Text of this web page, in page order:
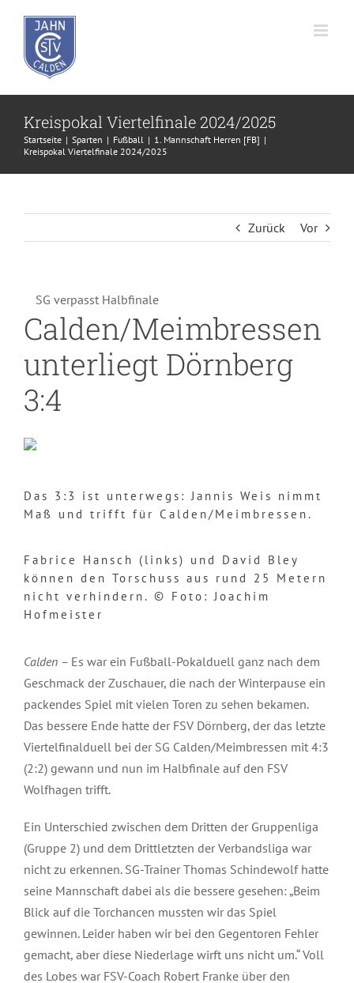
springen
Kreispokal Viertelfinale 2024/2025
Startseite Sparten Fußball
1. Mannschaft Herren [FB]
Kreispokal Viertelfinale 2024/2025
Zurück Vor
SG verpasst Halbfinale
Calden/Meimbressen
unterliegt Dörnberg
3:4
Das 3:3 ist unterwegs: Jannis Weis nimmt
Maß und trifft für Calden/Meimbressen.
Fabrice Hansch (links) und David Bley
können den Torschuss aus rund 25 Metern
nicht verhindern. © Foto: Joachim
Hofmeister
Calden – Es war ein Fußball-Pokalduell ganz nach dem
Geschmack der Zuschauer, die nach der Winterpause ein
packendes Spiel mit vielen Toren zu sehen bekamen.
Das bessere Ende hatte der FSV Dörnberg, der das letzte
Viertelfinalduell bei der SG Calden/Meimbressen mit 4:3
(2:2) gewann und nun im Halbfinale auf den FSV
Wolfhagen trifft.
Ein Unterschied zwischen dem Dritten der Gruppenliga
(Gruppe 2) und dem Drittletzten der Verbandsliga war
nicht zu erkennen. SG-Trainer Thomas Schindewolf hatte
seine Mannschaft dabei als die bessere gesehen: „Beim
Blick auf die Torchancen mussten wir das Spiel
gewinnen. Leider haben wir bei den Gegentoren Fehler
gemacht, aber diese Niederlage wirft uns nicht um.“ Voll
des Lobes war FSV-Coach Robert Franke über den